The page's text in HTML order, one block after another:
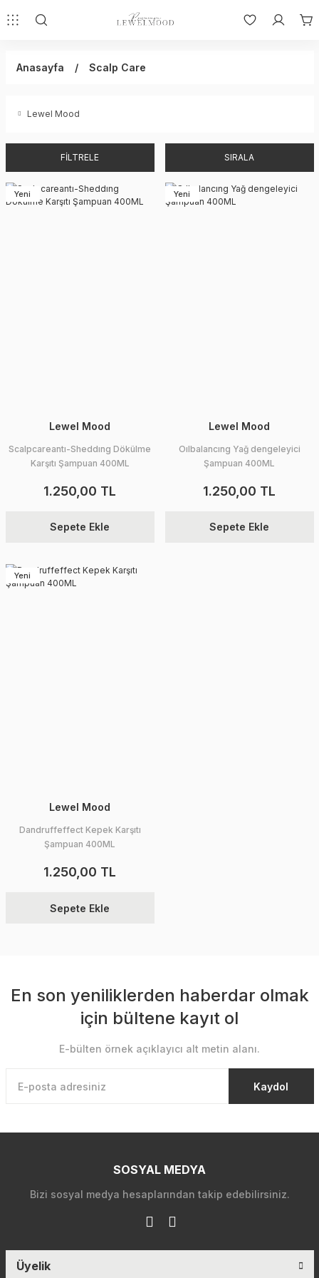
Anasayfa Scalp Care
Lewel Mood
FİLTRELE SIRALA
Yeni
Lewel Mood
Scalpcareantı-Sheddıng Dökülme
Karşıtı Şampuan 400ML
1.250,00 TL
Sepete Ekle
Yeni
Lewel Mood
Oılbalancıng Yağ dengeleyici
Şampuan 400ML
1.250,00 TL
Sepete Ekle
Yeni
Lewel Mood
Dandruffeffect Kepek Karşıtı
Şampuan 400ML
1.250,00 TL
Sepete Ekle
En son yeniliklerden haberdar olmak
için bültene kayıt ol
E-bülten örnek açıklayıcı alt metin alanı.
Kaydol
SOSYAL MEDYA
Bizi sosyal medya hesaplarından takip edebilirsiniz.
Üyelik